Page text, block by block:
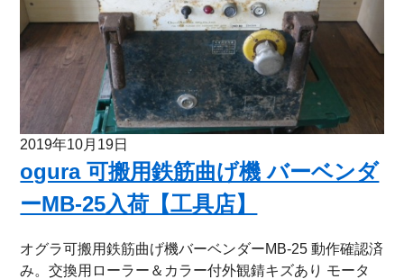
2019年10月19日
ogura 可搬用鉄筋曲げ機 バーベンダ
ーMB-25入荷【工具店】
オグラ可搬用鉄筋曲げ機バーベンダーMB-25 動作確認済
み。交換用ローラー＆カラー付外観錆キズあり モータ